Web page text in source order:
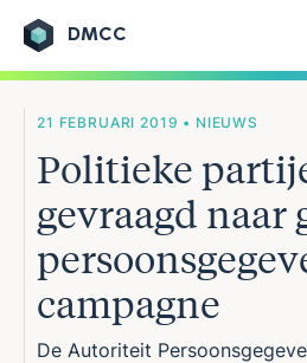
DMCC
21 FEBRUARI 2019 • NIEUWS
Politieke
gevraagd naar
campagne
De Autoriteit